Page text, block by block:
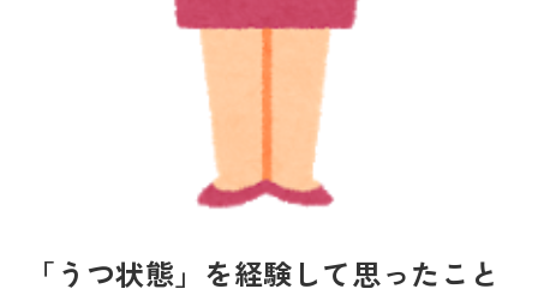
「うつ状態」を経験して思ったこと